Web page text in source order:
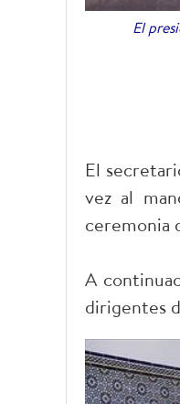
El
El
vez al
ceremonia
A
dirigentes